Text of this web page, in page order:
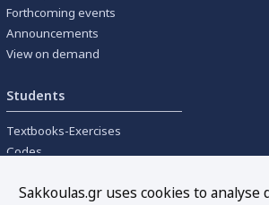
Forthcoming events
Announcements
View on demand
Students
Textbooks-Exercises
Codes
Sakkoulas.gr uses cookies to analyse